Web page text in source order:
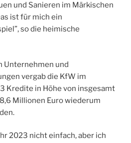
und Sanieren im Märkischen
ist für mich ein
so die heimische
Unternehmen und
vergab die KfW im
Kredite in Höhe von insgesamt
Millionen Euro wiederum
2023 nicht einfach, aber ich